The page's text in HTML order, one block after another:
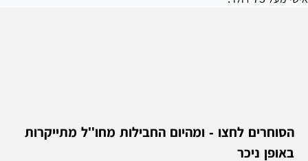
הסוחרים לחצו - ומהיום החבילות מחו''ל מתייקרות
באופן ניכר